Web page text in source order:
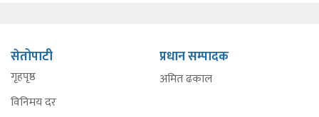
सेतोपाटी
गृहपृष्ठ
विनिमय दर
प्रधान सम्पादक
अमित ढकाल